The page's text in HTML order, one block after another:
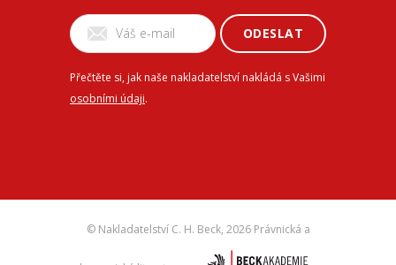
ODESLAT
Přečtěte si, jak naše nakladatelství nakládá s Vašimi
osobními údaji.
© Nakladatelství C. H. Beck, 2026 Právnická a